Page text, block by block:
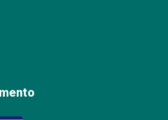
trovi la fascia